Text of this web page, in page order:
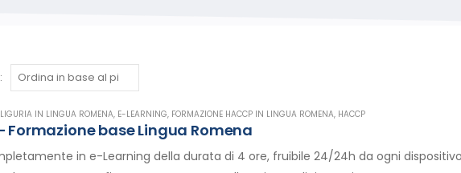
IN LINGUA ROMENA, E-LEARNING, FORMAZIONE HACCP IN LINGUA ROMENA, HACCP
Formazione base Lingua Romena
in e-Learning della durata di 4 ore, fruibile 24/24h da ogni